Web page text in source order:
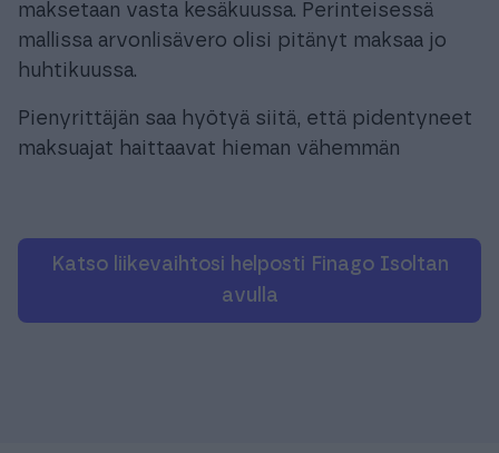
maksetaan vasta kesäkuussa. Perinteisessä
mallissa arvonlisävero olisi pitänyt maksaa jo
huhtikuussa.
Pienyrittäjän saa hyötyä siitä, että pidentyneet
maksuajat haittaavat hieman vähemmän
Katso liikevaihtosi helposti Finago Isoltan
avulla